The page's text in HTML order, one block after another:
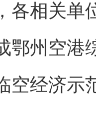
各相关单
鄂州空港
空经济示